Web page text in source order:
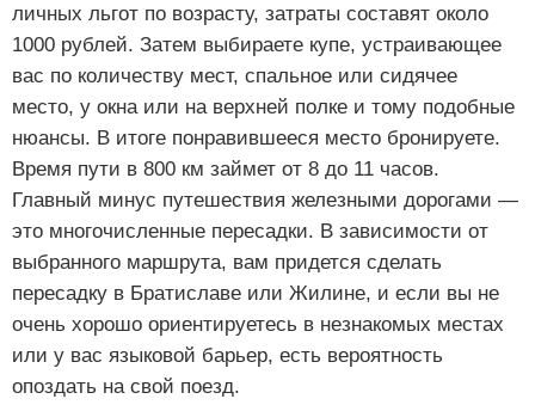
личных льгот по возрасту, затраты составят около
1000 рублей. Затем выбираете купе, устраивающее
вас по количеству мест, спальное или сидячее
место, у окна или на верхней полке и тому подобные
нюансы. В итоге понравившееся место бронируете.
Время пути в 800 км займет от 8 до 11 часов.
Главный минус путешествия железными дорогами —
это многочисленные пересадки. В зависимости от
выбранного маршрута, вам придется сделать
пересадку в Братиславе или Жилине, и если вы не
очень хорошо ориентируетесь в незнакомых местах
или у вас языковой барьер, есть вероятность
опоздать на свой поезд.